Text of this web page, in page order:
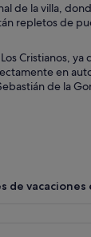
de la villa,
repletos de
Cristianos,
en
de la
de vacaciones